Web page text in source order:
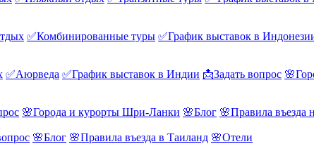
✅Комбинированные туры ✅График выставок в
✅Аюрведа ✅График выставок в Индии 📩Задать вопрос
🌸Города и курорты Шри-Ланки 🌸Блог 🌸Правила
🌸Блог 🌸Правила въезда в Таиланд 🌸Отели